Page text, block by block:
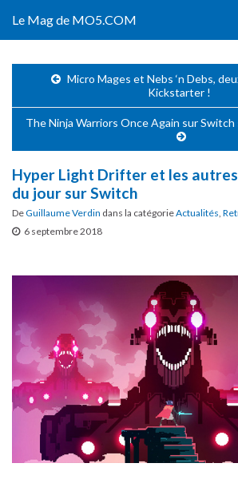
Le Mag de MO5.COM
Micro Mages et Nebs ‘n Debs,
Kickstarter !
The Ninja Warriors Once Again sur
Hyper Light Drifter et les
du jour sur Switch
DeGuillaume Verdin dans la catégorieActualités,
6 septembre 2018